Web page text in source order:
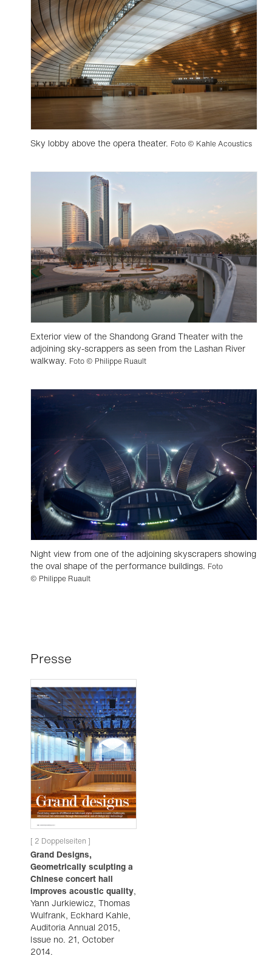
Sky lobby above the opera theater. Foto © Kahle Acoustics
Exterior view of the Shandong Grand Theater with the
adjoining sky-scrappers as seen from the Lashan River
walkway. Foto © Philippe Ruault
Night view from one of the adjoining skyscrapers showing
the oval shape of the performance buildings. Foto
© Philippe Ruault
Presse
[ 2 Doppelseiten ]
Grand Designs,
Geometrically sculpting a
Chinese concert hall
improves acoustic quality,
Yann Jurkiewicz, Thomas
Wulfrank, Eckhard Kahle,
Auditoria Annual 2015,
Issue no. 21, October
2014.